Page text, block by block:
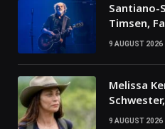
Santiano-
Timsen,
9 AUGUST 2026
Melissa
9 AUGUST 2026